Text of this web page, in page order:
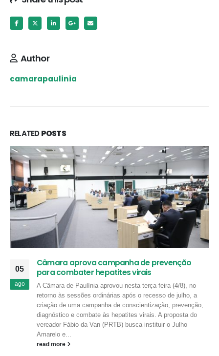
Author
camarapaulinia
RELATEDPOSTS
05
ago
Câmara aprova campanha de prevenção
para combater hepatites virais
A Câmara de Paulínia aprovou nesta terça-feira (4/8), no
retorno às sessões ordinárias após o recesso de julho, a
criação de uma campanha de conscientização, prevenção,
diagnóstico e combate às hepatites virais. A proposta do
vereador Fábio da Van (PRTB) busca instituir o Julho
Amarelo e...
read more